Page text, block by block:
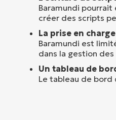
Baramundi
créer des scripts
La prise en
Baramundi est
dans la gestion
Un tableau de
Le tableau de bord